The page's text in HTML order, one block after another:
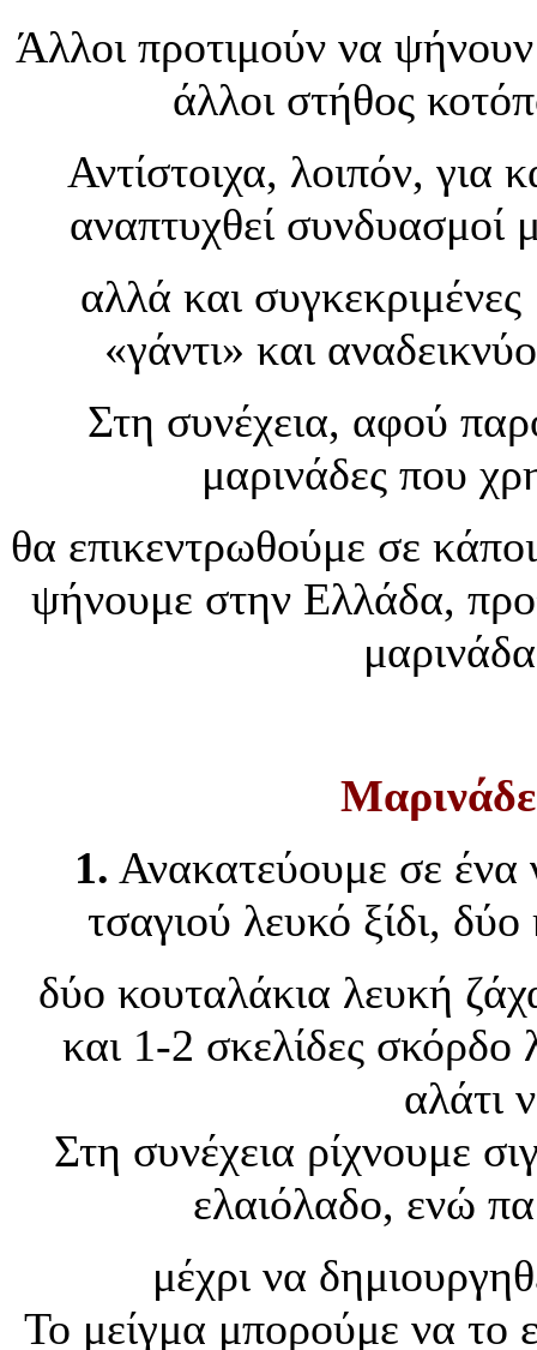
Άλλοι προτιμούν να
άλλοι στήθος
Αντίστοιχα, λοιπόν, για
αναπτυχθεί
αλλά και
«γάντι» και
Στη συνέχεια, αφού
μαρινάδες που
θα επικεντρωθούμε σε
ψήνουμε στην Ελλάδα,
1. Ανακατεύουμε σε ένα
τσαγιού λευκό ξίδι,
δύο κουταλάκια λευκή
και 1-2 σκελίδες σκόρδο
αλάτι
Στη συνέχεια ρίχνουμε
ελαιόλαδο, ενώ
μέχρι να
Το μείγμα μπορούμε να το